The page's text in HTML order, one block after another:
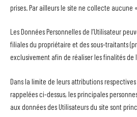
prises. Par ailleurs le site ne collecte aucune
Les Données Personnelles de l’Utilisateur
filiales du propriétaire et des sous-traitants
exclusivement afin de réaliser les finalités
Dans la limite de leurs attributions
rappelées ci-dessus, les principales
aux données des Utilisateurs du site sont